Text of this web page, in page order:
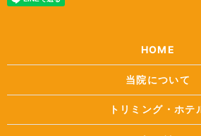
HOME
当院について
トリミング・ホテ